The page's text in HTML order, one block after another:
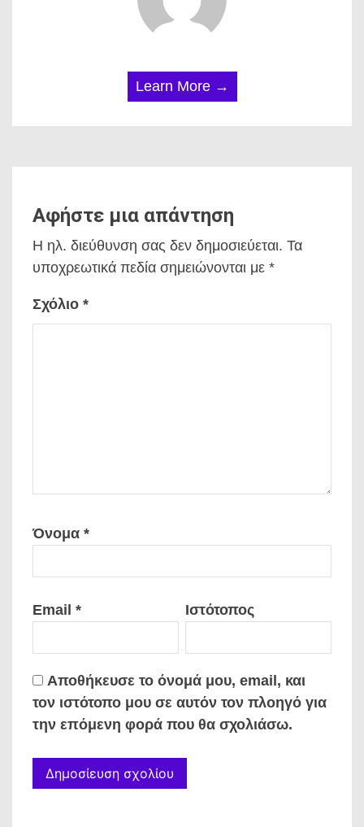
Learn More →
Αφήστε μια απάντηση
Η ηλ. διεύθυνση σας δεν δημοσιεύεται. Τα
υποχρεωτικά πεδία σημειώνονται με *
Σχόλιο *
Όνομα *
Email * Ιστότοπος
Αποθήκευσε το όνομά μου, email, και
τον ιστότοπο μου σε αυτόν τον πλοηγό για
την επόμενη φορά που θα σχολιάσω.